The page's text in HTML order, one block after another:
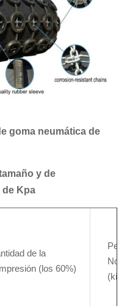
goma neumática de
y de
de Kpa
de la
(los 60%)